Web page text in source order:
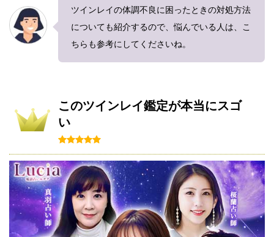
ツインレイの体調不良に困ったときの対処方法
についても紹介するので、悩んでいる人は、こ
ちらも参考にしてくださいね。
このツインレイ鑑定が本当にスゴ
い